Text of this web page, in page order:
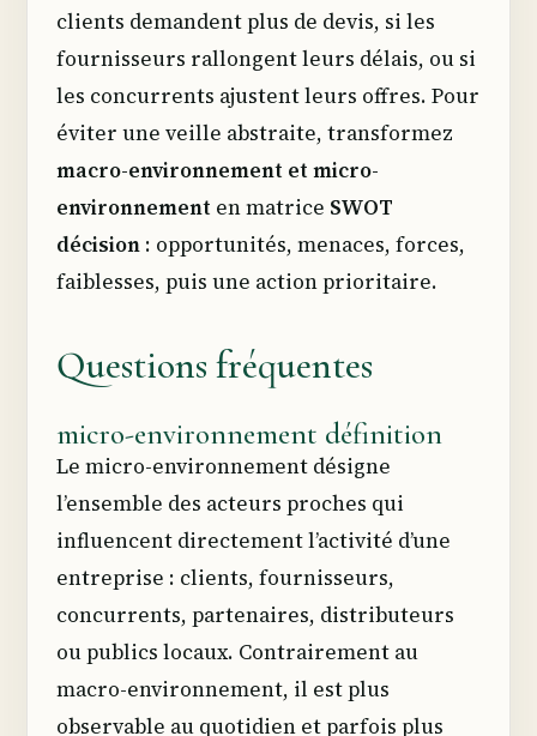
clients demandent plus de devis, si les
fournisseurs rallongent leurs délais, ou si
les concurrents ajustent leurs offres. Pour
éviter une veille abstraite, transformez
macro-environnement et micro-
environnement en matrice SWOT
décision : opportunités, menaces, forces,
faiblesses, puis une action prioritaire.
Questions fréquentes
micro-environnement définition
Le micro-environnement désigne
l’ensemble des acteurs proches qui
influencent directement l’activité d’une
entreprise : clients, fournisseurs,
concurrents, partenaires, distributeurs
ou publics locaux. Contrairement au
macro-environnement, il est plus
observable au quotidien et parfois plus